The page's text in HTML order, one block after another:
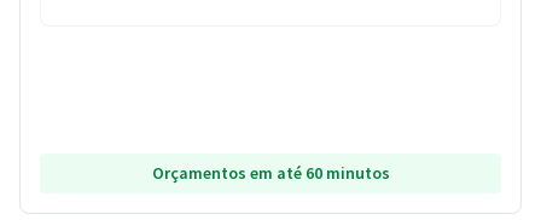
Orçamentos em até 60 minutos